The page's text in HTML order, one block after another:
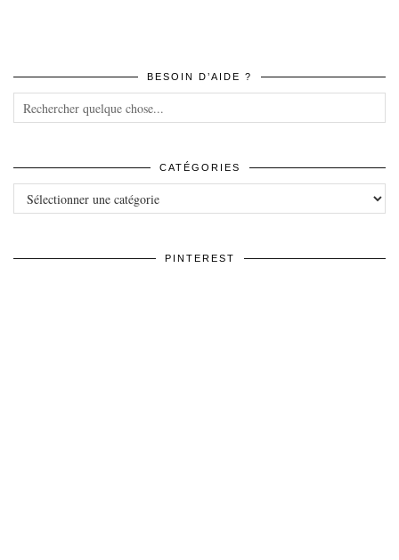
BESOIN D’AIDE ?
CATÉGORIES
Catégories
PINTEREST